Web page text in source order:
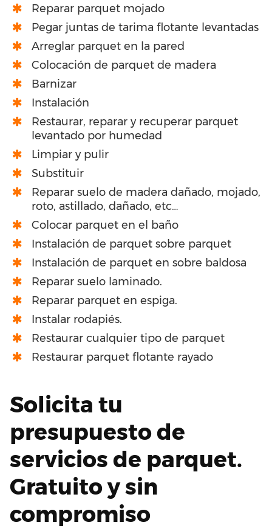
Reparar parquet mojado
Pegar juntas de tarima flotante levantadas
Arreglar parquet en la pared
Colocación de parquet de madera
Barnizar
Instalación
Restaurar, reparar y recuperar parquet
levantado por humedad
Limpiar y pulir
Substituir
Reparar suelo de madera dañado, mojado,
roto, astillado, dañado, etc…
Colocar parquet en el baño
Instalación de parquet sobre parquet
Instalación de parquet en sobre baldosa
Reparar suelo laminado.
Reparar parquet en espiga.
Instalar rodapiés.
Restaurar cualquier tipo de parquet
Restaurar parquet flotante rayado
Solicita tu
presupuesto de
servicios de parquet.
Gratuito y sin
compromiso